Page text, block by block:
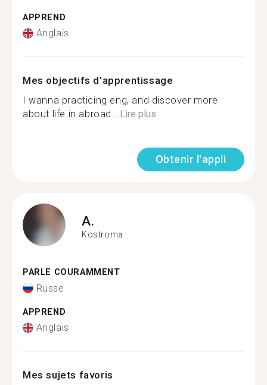
APPREND
Anglais
Mes objectifs d'apprentissage
I wanna practicing eng, and discover more
about life in abroad...Lire plus
Obtenir l'appli
A.
Kostroma
PARLE COURAMMENT
Russe
APPREND
Anglais
Mes sujets favoris